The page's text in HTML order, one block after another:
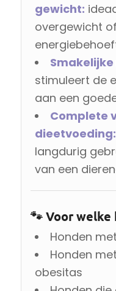
gewicht:
overgewicht
stimuleert de
aan een
Complete
dieetvoeding:
langdurig
van een
🐾 Voor welke
Honden
Honden
obesitas